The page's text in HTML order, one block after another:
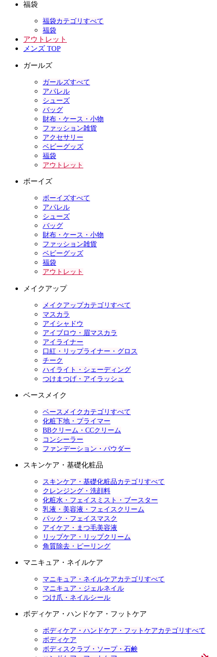
福袋
福袋カテゴリすべて
福袋
アウトレット
メンズ TOP
ガールズ
ガールズすべて
アパレル
シューズ
バッグ
財布・ケース・小物
ファッション雑貨
アクセサリー
ベビーグッズ
福袋
アウトレット
ボーイズ
ボーイズすべて
アパレル
シューズ
バッグ
財布・ケース・小物
ファッション雑貨
ベビーグッズ
福袋
アウトレット
メイクアップ
メイクアップカテゴリすべて
マスカラ
アイシャドウ
アイブロウ・眉マスカラ
アイライナー
口紅・リップライナー・グロス
チーク
ハイライト・シェーディング
つけまつげ・アイラッシュ
ベースメイク
ベースメイクカテゴリすべて
化粧下地・プライマー
BBクリーム・CCクリーム
コンシーラー
ファンデーション・パウダー
スキンケア・基礎化粧品
スキンケア・基礎化粧品カテゴリすべて
クレンジング・洗顔料
化粧水・フェイスミスト・ブースター
乳液・美容液・フェイスクリーム
パック・フェイスマスク
アイケア・まつ毛美容液
リップケア・リップクリーム
角質除去・ピーリング
マニキュア・ネイルケア
マニキュア・ネイルケアカテゴリすべて
マニキュア・ジェルネイル
つけ爪・ネイルシール
ボディケア・ハンドケア・フットケア
ボディケア・ハンドケア・フットケアカテゴリすべて
ボディケア
ボディスクラブ・ソープ・石鹸